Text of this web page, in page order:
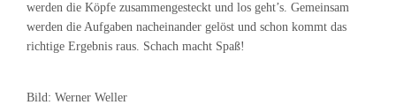
werden die Köpfe zusammengesteckt und los geht’s. Gemeinsam
werden die Aufgaben nacheinander gelöst und schon kommt das
richtige Ergebnis raus. Schach macht Spaß!
Bild: Werner Weller